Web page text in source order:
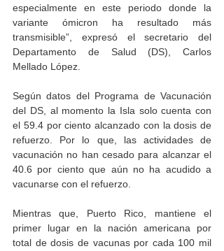
especialmente en este periodo donde la
variante ómicron ha resultado más
transmisible”, expresó el secretario del
Departamento de Salud (DS), Carlos
Mellado López.
Según datos del Programa de Vacunación
del DS, al momento la Isla solo cuenta con
el 59.4 por ciento alcanzado con la dosis de
refuerzo. Por lo que, las actividades de
vacunación no han cesado para alcanzar el
40.6 por ciento que aún no ha acudido a
vacunarse con el refuerzo.
Mientras que, Puerto Rico, mantiene el
primer lugar en la nación americana por
total de dosis de vacunas por cada 100 mil